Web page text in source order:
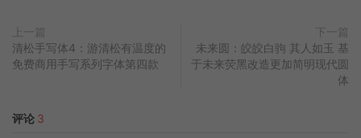
上一篇
清松手写体4：游清松有温度的
免费商用手写系列字体第四款
下一篇
未来圆：皎皎白驹 其人如玉 基
于未来荧黑改造更加简明现代圆
体
评论 3